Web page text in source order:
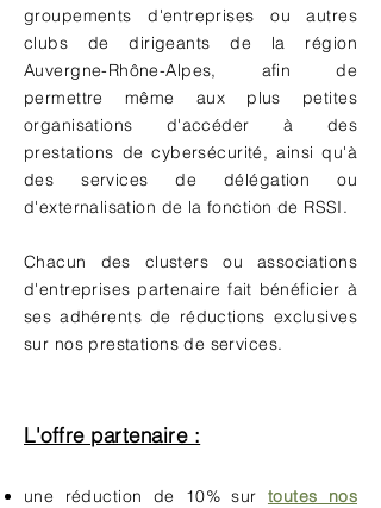
groupements d'entreprises ou autres
clubs de dirigeants de la région
Auvergne-Rhône-Alpes, afin de
permettre même aux plus petites
organisations d'accéder à des
prestations de cybersécurité, ainsiqu'à
des services dedélégation ou
d'externalisation de la fonction de RSSI.
Chacun des clusters ou associations
d'entreprises partenaire fait bénéficier à
ses adhérents de réductions exclusives
sur nos prestations de services.
L'offre partenaire :
une réduction de 10% sur toutes nos